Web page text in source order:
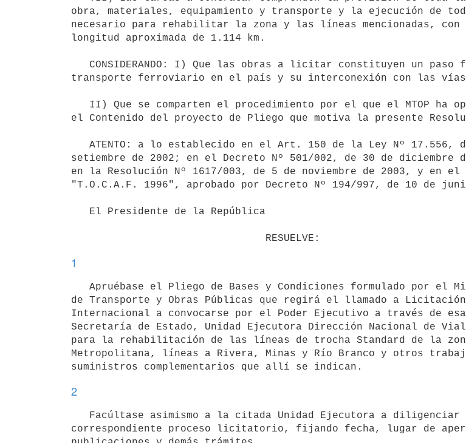
obra, materiales, equipamiento y transporte y la ejecución de
necesario para rehabilitar la zona y las líneas mencionadas, con
longitud aproximada de 1.114 km.
transporte ferroviario en el país y su interconexión con las
el Contenido del proyecto de Pliego que motiva la presente
setiembre de 2002; en el Decreto Nº 501/002, de 30 de diciembre
en la Resolución Nº 1617/003, de 5 de noviembre de 2003, y en el
"T.O.C.A.F. 1996", aprobado por Decreto Nº 194/997, de 10 de
1
de Transporte y Obras Públicas que regirá el llamado a
Internacional a convocarse por el Poder Ejecutivo a través de esa
Secretaría de Estado, Unidad Ejecutora Dirección Nacional de
para la rehabilitación de las líneas de trocha Standard de la
Metropolitana, líneas a Rivera, Minas y Río Branco y otros
2
correspondiente proceso licitatorio, fijando fecha, lugar de